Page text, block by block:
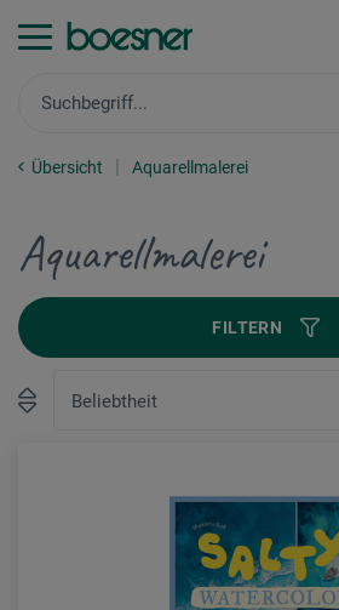
Übersicht Aquarellmalerei
Aquarellmalerei
FILTERN